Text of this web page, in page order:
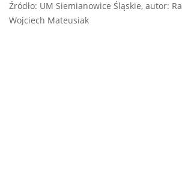
Źródło: UM Siemianowice Śląskie, autor:
Wojciech Mateusiak